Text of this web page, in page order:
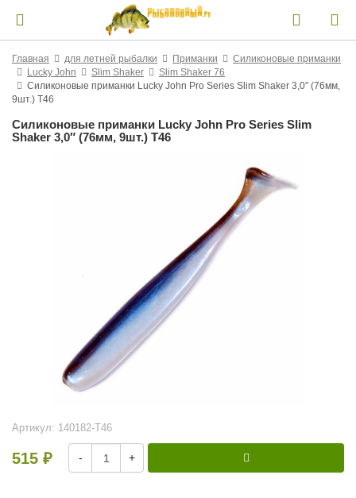
Главная для летней рыбалки Приманки
Силиконовые приманки
Lucky John
Slim Shaker
Slim Shaker 76
Силиконовые приманки Lucky John Pro Series Slim Shaker 3,0″ (76мм,
9шт.) T46
Силиконовые приманки Lucky John Pro Series Slim
Shaker 3,0″ (76мм, 9шт.) T46
Артикул: 140182-T46
515 ₽ - +